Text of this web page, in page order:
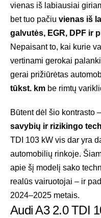
vienas iš labiausiai
bet tuo pačiu vienas iš
galvutės, EGR, DPF ir
Nepaisant to, kai kurie
vertinami gerokai
gerai prižiūrėtas
tūkst. km be rimtų
Būtent dėl šio kontrasto
savybių ir rizikingo
TDI 103 kW vis dar yra
automobilių rinkoje.
apie šį modelį sako
realūs vairuotojai – ir
2024–2025 metais.
Audi A3 2.0 TDI